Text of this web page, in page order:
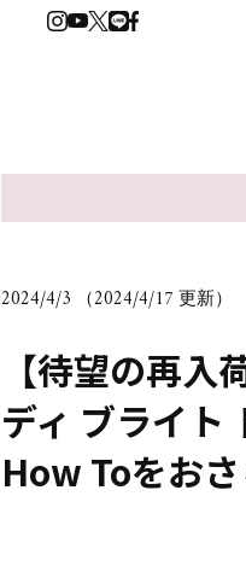
2024/4/3 （2024/4/17 更新）
【待望の再
ディ ブライト
How Toをお